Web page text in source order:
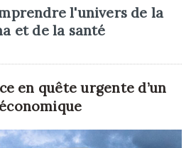
l'univers de la
et de la santé
en quête urgente d’un